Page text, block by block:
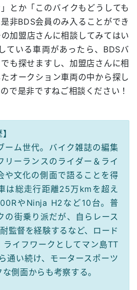
とか「このバイクもどうしても
非BDS会員のみ入ることができ
加盟店さんに相談してみてはい
ている車両があったら、BDSバ
も探せますし、加盟店さんに相
オークション車両の中から探し
で是非ですねご相談ください！
ーム世代。バイク雑誌の編集
リーランスのライダー＆ライ
や文化の側面で語ることを得
は総走行距離25万kmを超え
やNinja H2など10台。普
の街乗り派だが、自らレース
監督を経験するなど、ロード
ライフワークとしてマン島TT
通い続け、モータースポーツ
側面からも考察する。